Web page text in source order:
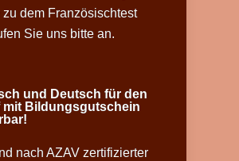
dem Französischtest
Sie uns bitte an.
und Deutsch für den
mit Bildungsgutschein
nach AZAV zertifizierter